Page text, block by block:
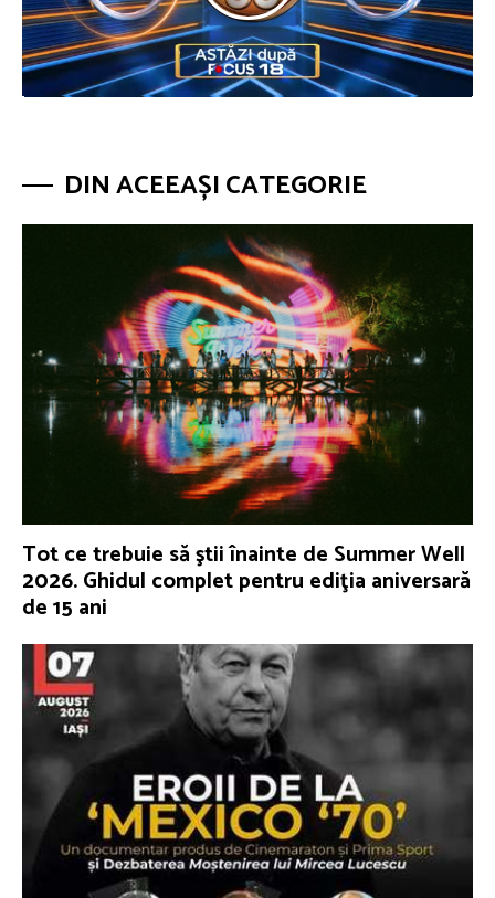
DIN ACEEAȘI CATEGORIE
Tot ce trebuie să ştii înainte de Summer Well
2026. Ghidul complet pentru ediţia aniversară
de 15 ani